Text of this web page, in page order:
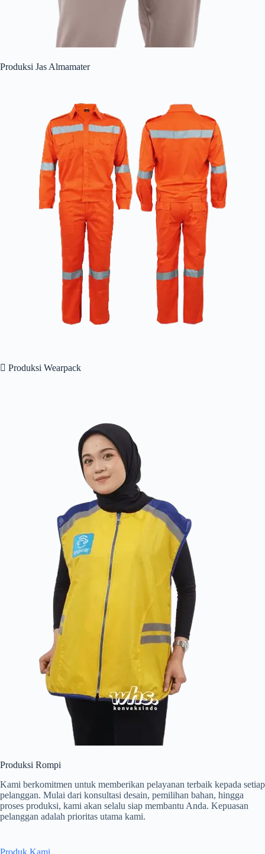
Produksi Jas Almamater
 Produksi Wearpack
Produksi Rompi
Kami berkomitmen untuk memberikan pelayanan terbaik kepada setiap
pelanggan. Mulai dari konsultasi desain, pemilihan bahan, hingga
proses produksi, kami akan selalu siap membantu Anda. Kepuasan
pelanggan adalah prioritas utama kami.
Produk Kami